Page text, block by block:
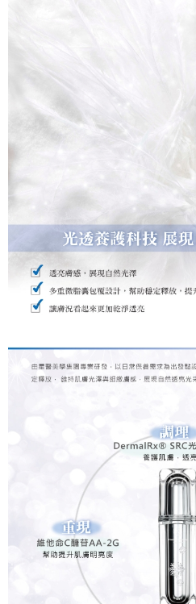
每筆NT$80，滿NT$1,500(含以上)
付款後7-11取貨
每筆NT$100，滿NT$1,500(含以上)
宅配-離島（澎湖、金門、馬祖、小
每筆NT$280，滿NT$3,000(含以上)